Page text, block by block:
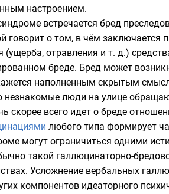
настроением.
встречается бред
говорит о том, в чём заключается
отравления и т. д.)
бреде. Бред может
наполненным скрытым
незнакомые люди на улице
скорее всего идет о бреде
любого типа формирует
могут ограничиться одними
такой галлюцинаторно-
Усложнение вербальных
компонентов идеаторного